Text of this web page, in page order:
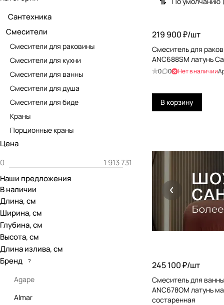
219 900 ₽/шт
Смеситель для
ANC688SM латунь
0 0 Нет в наличии
В корзину
245 100 ₽/шт
Смеситель для
ANC678OM латунь
состаренная
Сантехника
Смесители
Смесители для раковины
Смесители для кухни
Смесители для ванны
Смесители для душа
Смесители для биде
Краны
Порционные краны
Цена
Наши предложения
В наличии
Длина, см
Ширина, см
Глубина, см
Высота, см
Длина излива, см
Бренд
?
Agape
Almar